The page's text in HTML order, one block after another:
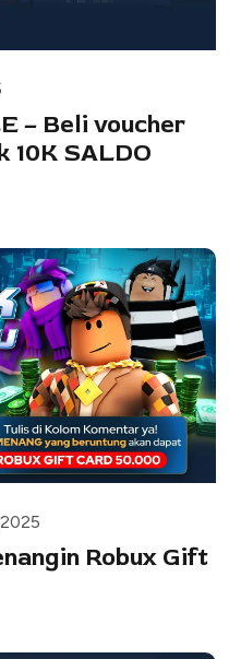
– Beli voucher
10K SALDO
Robux Gift